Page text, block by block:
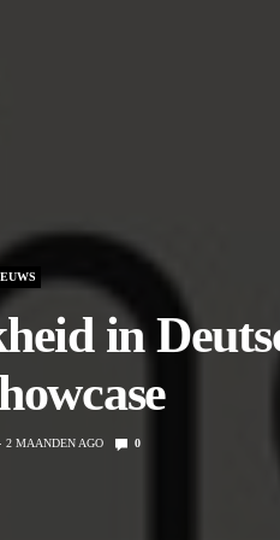
in
2 MAANDEN AGO 0